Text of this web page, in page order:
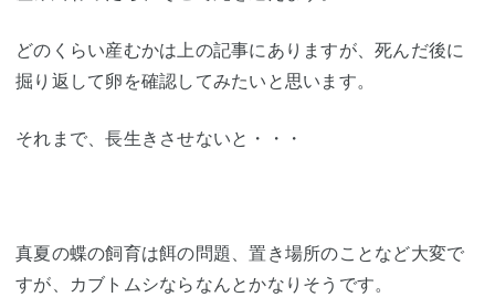
どのくらい産むかは上の記事にありますが、死んだ後に
掘り返して卵を確認してみたいと思います。
それまで、長生きさせないと・・・
真夏の蝶の飼育は餌の問題、置き場所のことなど大変で
すが、カブトムシならなんとかなりそうです。